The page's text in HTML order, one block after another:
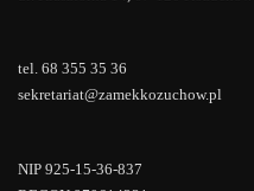
tel. 68 355 35 36
sekretariat@zamekkozuchow.pl
NIP 925-15-36-837